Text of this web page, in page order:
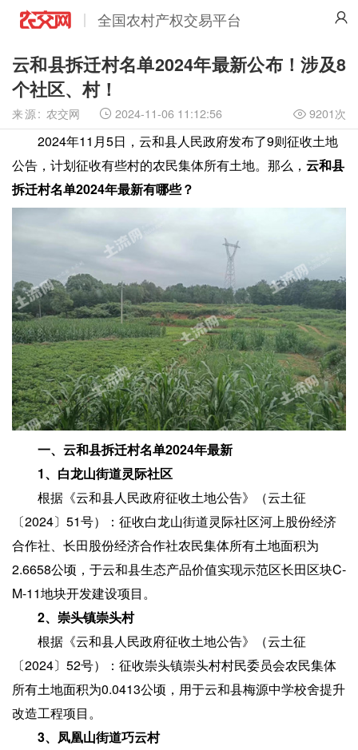
全国农村产权交易平台
云和县拆迁村名单2024年最新公布！涉及8
个社区、村！
来源: 农交网 2024-11-06 11:12:56  9201次
2024年11月5日，云和县人民政府发布了9则征收土地
公告，计划征收有些村的农民集体所有土地。那么， 云和县
拆迁村名单2024年最新有哪些？
一、云和县拆迁村名单2024年最新
1、白龙山街道灵际社区
根据《云和县人民政府征收土地公告》（云土征
〔2024〕51号）：征收白龙山街道灵际社区河上股份经济
合作社、长田股份经济合作社农民集体所有土地面积为
2.6658公顷，于云和县生态产品价值实现示范区长田区块C-
M-11地块开发建设项目。
2、崇头镇崇头村
根据《云和县人民政府征收土地公告》（云土征
〔2024〕52号）：征收崇头镇崇头村村民委员会农民集体
所有土地面积为0.0413公顷，用于云和县梅源中学校舍提升
改造工程项目。
3、凤凰山街道巧云村